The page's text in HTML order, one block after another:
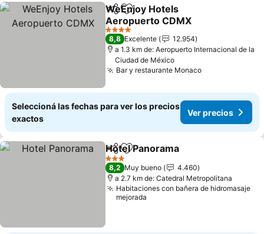
CompartirAñadir a favoritos
WeEnjoy Hotels
Aeropuerto CDMX
4 Estrellas
8,8 Excelente
12.954
a 1.3 km de: Aeropuerto Internacional de la
Ciudad de México
Bar y restaurante Monaco
Seleccioná las fechas para ver los precios
exactos
Ver precios
CompartirAñadir a favoritos
Hotel Panorama
3 Estrellas
8,2 Muy bueno
4.460
a 2.7 km de: Catedral Metropolitana
Habitaciones con bañera de hidromasaje
mejorada